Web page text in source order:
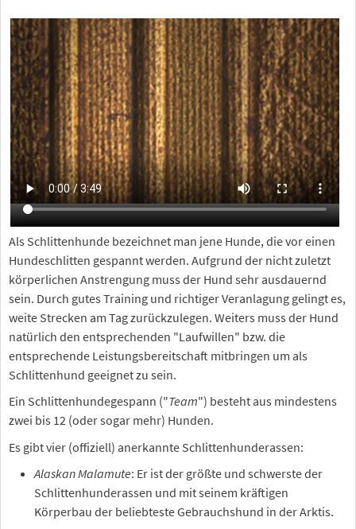
Als Schlittenhunde bezeichnet man jene Hunde, die vor einen
Hundeschlitten gespannt werden. Aufgrund der nicht zuletzt
körperlichen Anstrengung muss der Hund sehr ausdauernd
sein. Durch gutes Training und richtiger Veranlagung gelingt es,
weite Strecken am Tag zurückzulegen. Weiters muss der Hund
natürlich den entsprechenden "Laufwillen" bzw. die
entsprechende Leistungsbereitschaft mitbringen um als
Schlittenhund geeignet zu sein.
Ein Schlittenhundegespann ("Team") besteht aus mindestens
zwei bis 12 (oder sogar mehr) Hunden.
Es gibt vier (offiziell) anerkannte Schlittenhunderassen:
Alaskan Malamute: Er ist der größte und schwerste der
Schlittenhunderassen und mit seinem kräftigen
Körperbau der beliebteste Gebrauchshund in der Arktis.